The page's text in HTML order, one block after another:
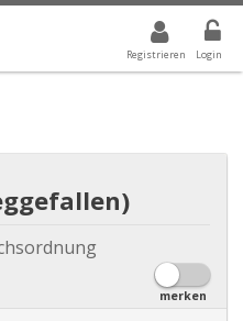
Registrieren Login
WERT IST ALLE
merken